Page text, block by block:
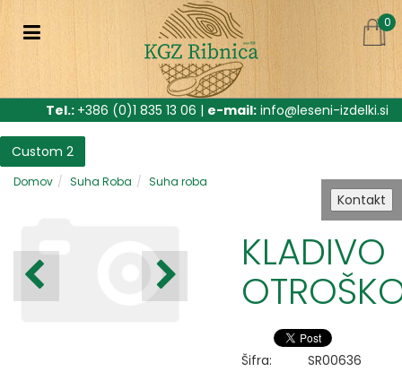
Kontakt
0
Tel.: +386 (0)1 835 13 06 | e-mail: info@leseni-izdelki.si
Custom 2
Domov Suha Roba Suha roba
KLADIVO
Šifra:
SR00636